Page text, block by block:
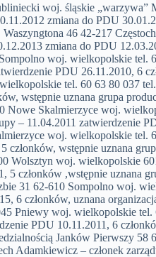
woj. śląskie „warzywa”
zmiana do PDU
46 42-217
zmiana do PDU
woj. wielkopolskie tel.
PDU 26.11.2010, 6
tel. 60 63 80 037
wstępnie uznana grupa
Skalmierzyce woj.
– 11.04.2011 zatwierdzenie
woj. wielkopolskie tel.
członków, wstępnie uznana
woj. wielkopolskie
5 członków ,wstępnie uznana
31 62-610 Sompolno woj.
6 członków, uznana
Pniewy woj. wielkopolskie
PDU 10.11.2011, 6
Janków Pierwszy
Adamkiewicz – członek